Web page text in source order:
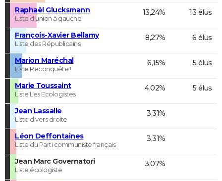
Raphaël Glucksmann
Liste d'union à gauche
13,24% 13 élus
François-Xavier Bellamy
Liste des Républicains
8,27% 6 élus
Marion Maréchal
Liste Reconquête !
6,15% 5 élus
Marie Toussaint
Liste Les Ecologistes
4,02% 5 élus
Jean Lassalle
Liste divers droite
3,31%
Léon Deffontaines
Liste du Parti communiste français
3,31%
Jean Marc Governatori
Liste écologiste
3,07%